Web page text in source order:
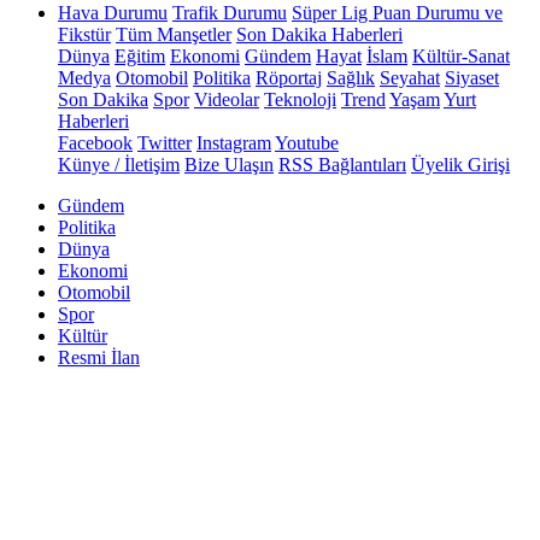
Hava Durumu Trafik Durumu Süper Lig Puan Durumu ve
Fikstür Tüm Manşetler Son Dakika Haberleri
Dünya Eğitim Ekonomi Gündem Hayat İslam Kültür-Sanat
Medya Otomobil Politika Röportaj Sağlık Seyahat Siyaset
Son Dakika Spor Videolar Teknoloji Trend YaşamYurt
Haberleri
Facebook Twitter InstagramYoutube
Künye / İletişim Bize Ulaşın RSS Bağlantıları Üyelik Girişi
Gündem
Politika
Dünya
Ekonomi
Otomobil
Spor
Kültür
Resmi İlan